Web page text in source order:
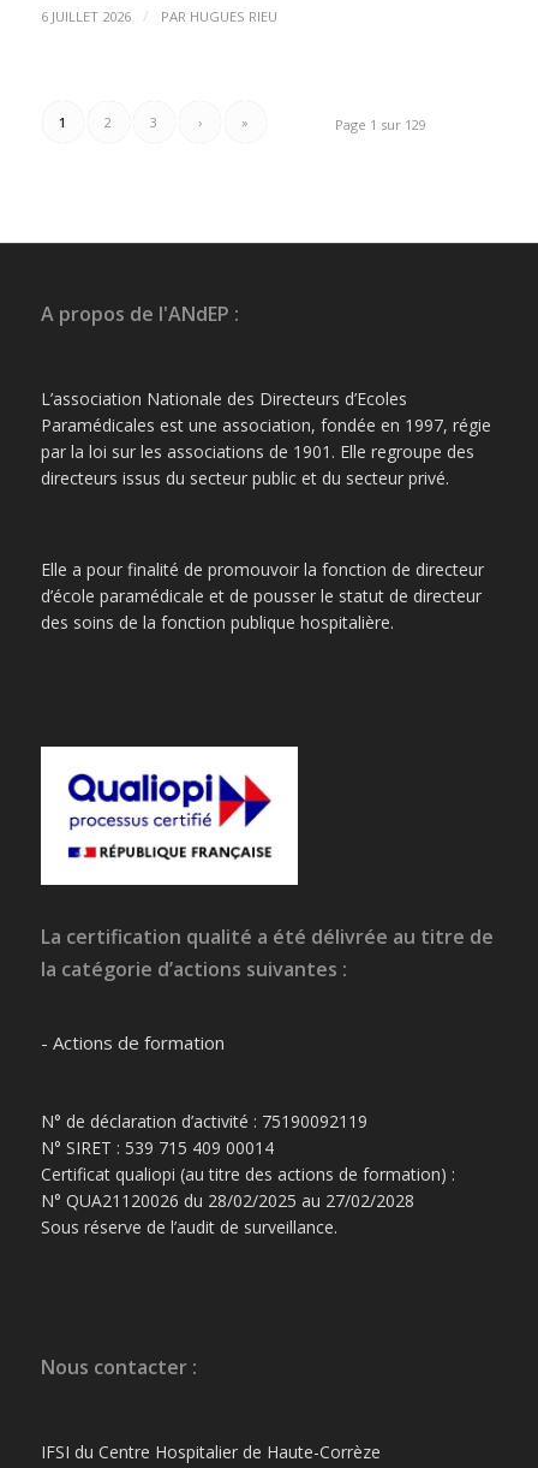
6 JUILLET 2026 / PAR HUGUES RIEU
Page 1 sur 129
1 2 3 › »
A propos de l'ANdEP :
L’association Nationale des Directeurs d’Ecoles
Paramédicales est une association, fondée en 1997, régie
par la loi sur les associations de 1901. Elle regroupe des
directeurs issus du secteur public et du secteur privé.
Elle a pour finalité de promouvoir la fonction de directeur
d’école paramédicale et de pousser le statut de directeur
des soins de la fonction publique hospitalière.
La certification qualité a été délivrée au titre de
la catégorie d’actions suivantes :
- Actions de formation
N° de déclaration d’activité : 75190092119
N° SIRET : 539 715 409 00014
Certificat qualiopi (au titre des actions de formation) :
N° QUA21120026 du 28/02/2025 au 27/02/2028
Sous réserve de l’audit de surveillance.
Nous contacter :
IFSI du Centre Hospitalier de Haute-Corrèze